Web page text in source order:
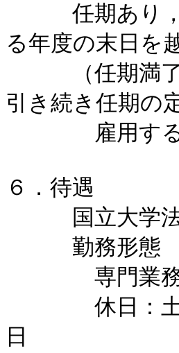
任期あり，５
る年度の末日を
（任期満了時
引き続き任期の
雇用する場
６．待遇
国立大学法人
勤務形態
専門業務型
休日：土曜日
日